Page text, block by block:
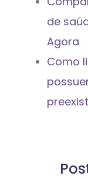
de
Agora
Como